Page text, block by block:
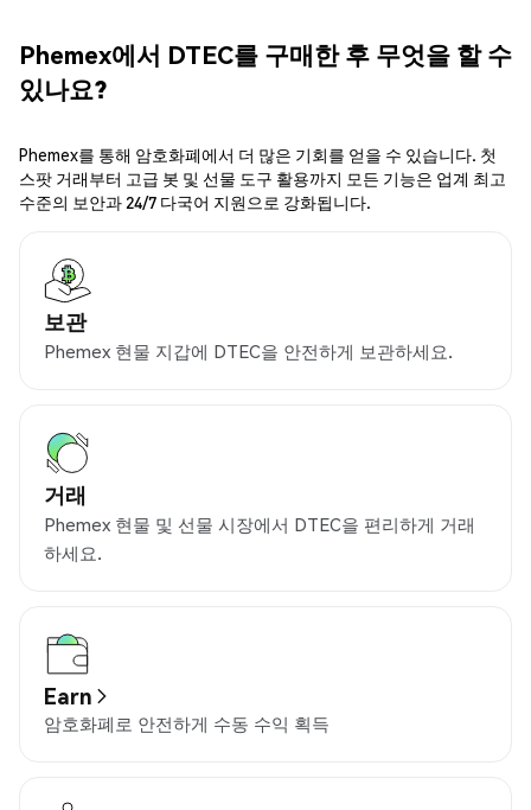
Phemex에서 DTEC를 구매한 후 무엇을 할 수
있나요?
Phemex를 통해 암호화폐에서 더 많은 기회를 얻을 수 있습니다. 첫
스팟 거래부터 고급 봇 및 선물 도구 활용까지 모든 기능은 업계 최고
수준의 보안과 24/7 다국어 지원으로 강화됩니다.
보관
Phemex 현물 지갑에 DTEC을 안전하게 보관하세요.
거래
Phemex 현물 및 선물 시장에서 DTEC을 편리하게 거래
하세요.
Earn
암호화폐로 안전하게 수동 수익 획득